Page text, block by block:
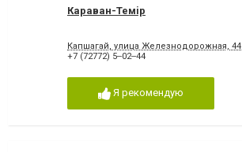
Караван-Темiр
Капшагай, улица Железнодорожная, 44
+7 (72772) 5‒02‒44
Я рекомендую